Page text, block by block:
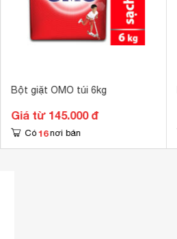
Bột giặt OMO túi 6kg
Giá từ 145.000 đ
Có 16 nơi bán